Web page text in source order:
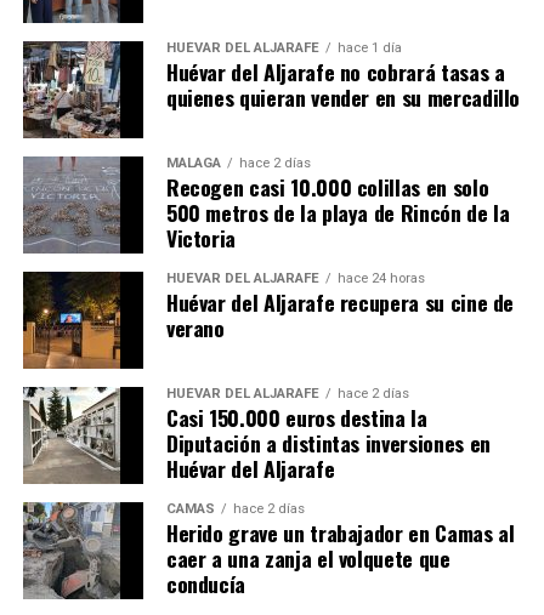
HUÉVAR DEL ALJARAFE hace 1 día
Huévar del Aljarafe no cobrará tasas a
quienes quieran vender en su mercadillo
MÁLAGA hace 2 días
Recogen casi 10.000 colillas en solo
500 metros de la playa de Rincón de la
Victoria
HUÉVAR DEL ALJARAFE hace 24 horas
Huévar del Aljarafe recupera su cine de
verano
HUÉVAR DEL ALJARAFE hace 2 días
Casi 150.000 euros destina la
Diputación a distintas inversiones en
Huévar del Aljarafe
CAMAS hace 2 días
Herido grave un trabajador en Camas al
caer a una zanja el volquete que
conducía